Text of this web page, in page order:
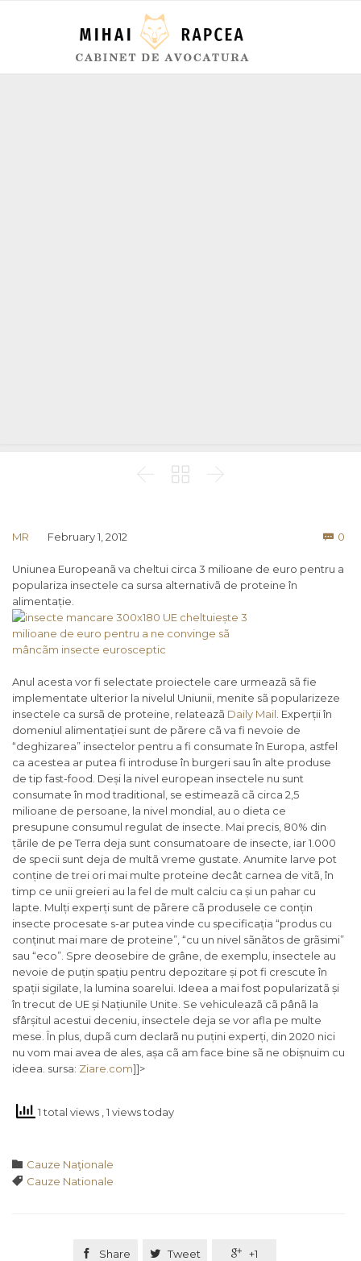
  
MR February 1, 2012  0
Uniunea Europeanã va cheltui circa 3 milioane de euro pentru a
populariza insectele ca sursa alternativã de proteine în
alimentație.
Anul acesta vor fi selectate proiectele care urmeazã sã fie
implementate ulterior la nivelul Uniunii, menite sã popularizeze
insectele ca sursã de proteine, relateazã Daily Mail . Experții în
domeniul alimentației sunt de pãrere cã va fi nevoie de
“deghizarea” insectelor pentru a fi consumate în Europa, astfel
ca acestea ar putea fi introduse în burgeri sau în alte produse
de tip fast-food. Deși la nivel european insectele nu sunt
consumate în mod traditional, se estimeazã cã circa 2,5
milioane de persoane, la nivel mondial, au o dieta ce
presupune consumul regulat de insecte. Mai precis, 80% din
țãrile de pe Terra deja sunt consumatoare de insecte, iar 1.000
de specii sunt deja de multã vreme gustate. Anumite larve pot
conține de trei ori mai multe proteine decât carnea de vitã, în
timp ce unii greieri au la fel de mult calciu ca și un pahar cu
lapte. Mulți experți sunt de pãrere cã produsele ce conțin
insecte procesate s-ar putea vinde cu specificația “produs cu
conținut mai mare de proteine”, “cu un nivel sãnãtos de grãsimi”
sau “eco”. Spre deosebire de grâne, de exemplu, insectele au
nevoie de puțin spațiu pentru depozitare și pot fi crescute în
spații sigilate, la lumina soarelui. Ideea a mai fost popularizatã și
în trecut de UE și Națiunile Unite. Se vehiculeazã cã pânã la
sfârșitul acestui deceniu, insectele deja se vor afla pe multe
mese. În plus, dupã cum declarã nu puțini experți, din 2020 nici
nu vom mai avea de ales, așa cã am face bine sã ne obișnuim cu
ideea. sursa: Ziare.com]]>
1 total views , 1 views today
 Category
Cauze Naţionale
 Tags
Cauze Nationale
 Share  Tweet  +1